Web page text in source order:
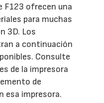
F123 ofrecen una
para muchas
3D. Los
a continuación
Consulte
de la impresora
de
esa impresora.